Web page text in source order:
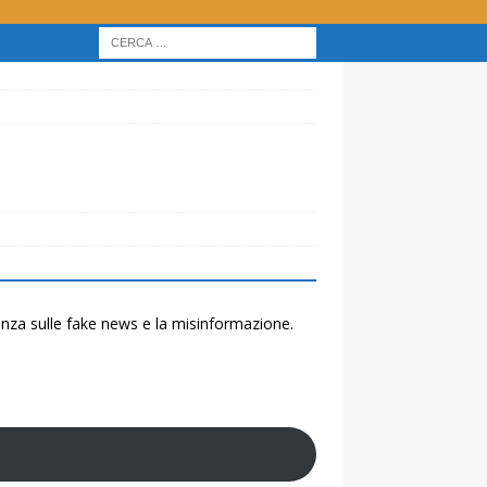
sulle fake news e la misinformazione.